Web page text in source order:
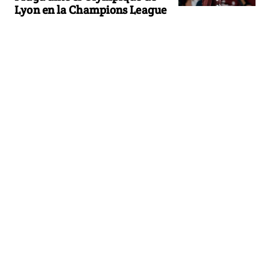
Lyon en la Champions League